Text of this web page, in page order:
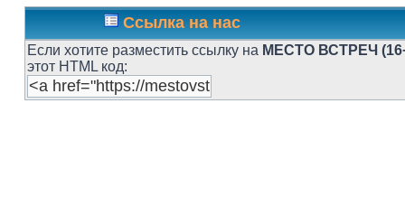
Ссылка на нас
Если хотите разместить ссылку на МЕСТО ВСТРЕЧ
этот HTML код: